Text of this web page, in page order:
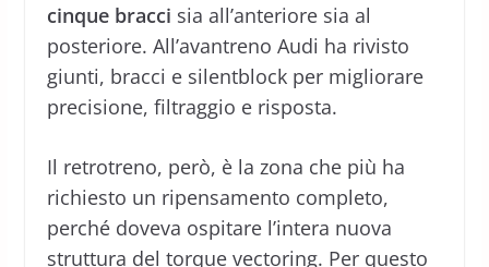
cinque bracci sia all’anteriore sia al
posteriore. All’avantreno Audi ha rivisto
giunti, bracci e silentblock per migliorare
precisione, filtraggio e risposta.
Il retrotreno, però, è la zona che più ha
richiesto un ripensamento completo,
perché doveva ospitare l’intera nuova
struttura del torque vectoring. Per questo